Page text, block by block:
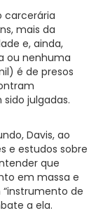
carcerária
mais da
e, ainda,
ou nenhuma
é de presos
julgadas.
Davis, ao
e estudos sobre
que
em massa e
de
a ela.